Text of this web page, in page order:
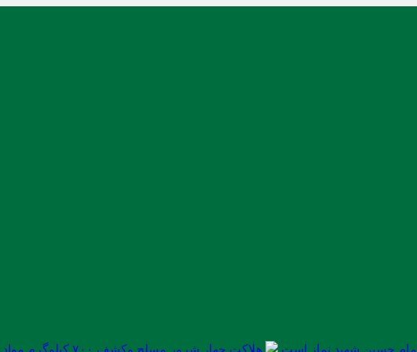
امام حسین شهید نماز است هلاکت چهار شرور مسلح وکشف ۷۰۰ کیلوگرم مواد مخدر